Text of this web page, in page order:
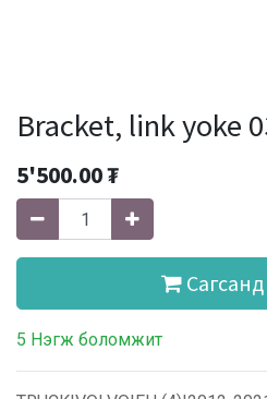
Bracket, link yoke
5'500.00₮
5 Нэгж боломжит